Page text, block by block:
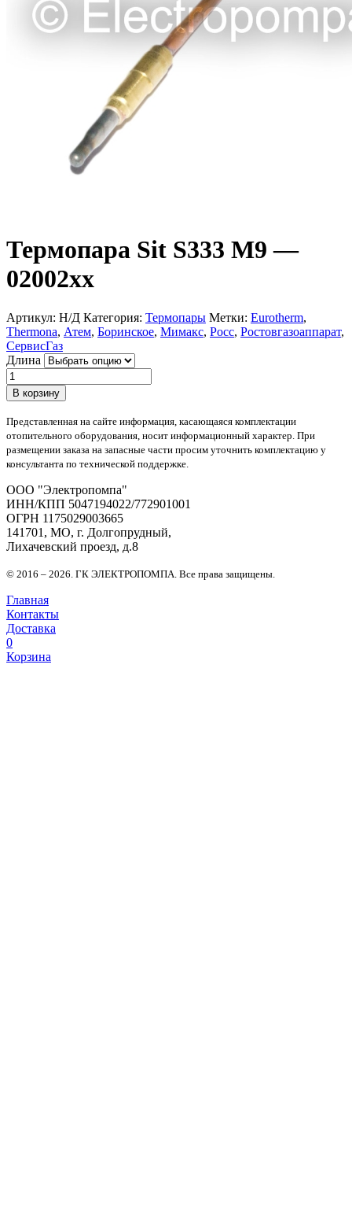
Термопара Sit S333 M9 —
02002xx
Артикул: Н/Д Категория: Термопары Метки: Eurotherm,
Thermona, Атем, Боринское, Мимакс, Росс, Ростовгазоаппарат,
СервисГаз
Длина
Количество
товара
Термопара
Sit
S333
—
02002xx
В корзину
Представленная на сайте информация, касающаяся комплектации
отопительного оборудования, носит информационный характер. При
размещении заказа на запасные части просим уточнить комплектацию у
консультанта по технической поддержке.
OOO "Электропомпа"
ИНН/КПП 5047194022/772901001
ОГРН 1175029003665
141701, МО, г. Долгопрудный,
Лихачевский проезд, д.8
© 2016 – 2026. ГК ЭЛЕКТРОПОМПА. Все права защищены.
Главная
Контакты
Доставка
0
Корзина